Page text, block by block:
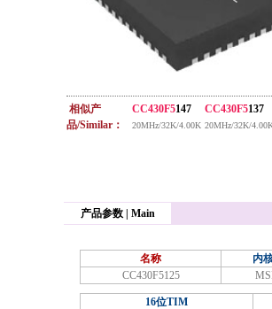
相似产
品/Similar：
CC430F5147
20MHz/32K/4.00K
CC430F5137
20MHz/32K/
产品参数 | Main
名称 内
CC430F5125
16位TIM